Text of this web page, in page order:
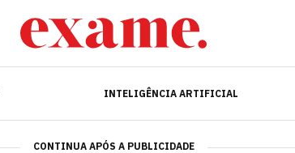
INTELIGÊNCIA ARTIFICIAL
INTELIGÊNCIA ARTIFICIAL
CONTINUA APÓS A PUBLICIDADE